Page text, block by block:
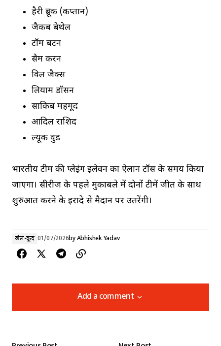
हैरी ब्रूक (कप्तान)
जैकब बेथेल
टॉम बैंटन
सैम करन
विल जैक्स
लियाम डॉसन
साकिब महमूद
आदिल राशिद
ल्यूक वुड
भारतीय टीम की प्लेइंग इलेवन का ऐलान टॉस के समय किया
जाएगा। सीरीज के पहले मुकाबले में दोनों टीमें जीत के साथ
शुरुआत करने के इरादे से मैदान पर उतरेंगी।
खेल-कूद 01/07/2026byAbhishek Yadav
Add a comment
Add a comment